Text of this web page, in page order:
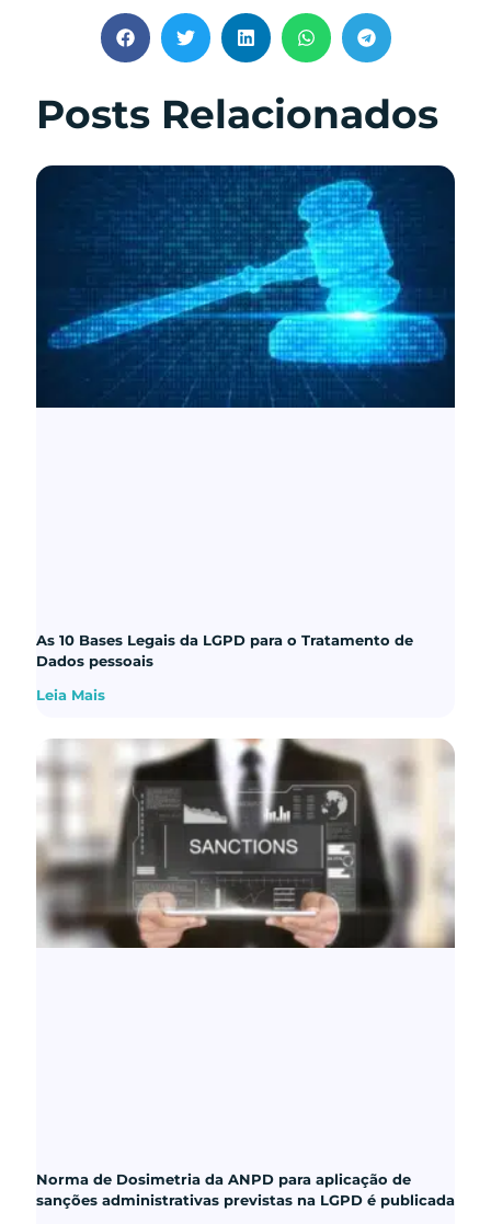
Posts Relacionados
As 10 Bases Legais da LGPD para o Tratamento de
Dados pessoais
Leia Mais
Norma de Dosimetria da ANPD para aplicação de
sanções administrativas previstas na LGPD é publicada